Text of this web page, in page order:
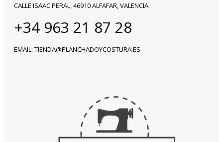
CALLE ISAAC PERAL, 46910 ALFAFAR, VALENCIA
+34 963 21 87 28
EMAIL: TIENDA@PLANCHADOYCOSTURA.ES